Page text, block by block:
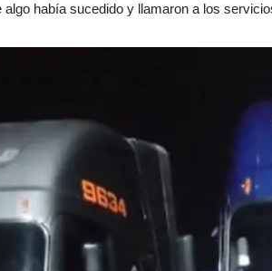
había sucedido y llamaron a los